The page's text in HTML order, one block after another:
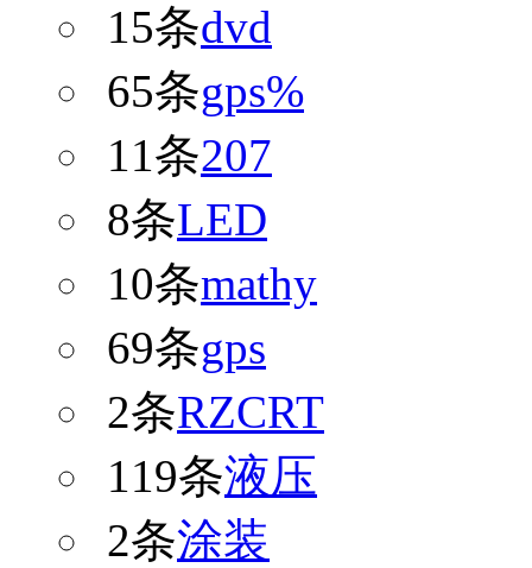
15条dvd
65条gps%
11条207
8条LED
10条mathy
69条gps
2条RZCRT
119条液压
2条涂装